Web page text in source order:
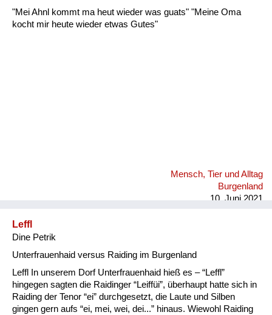
"Mei Ahnl kommt ma heut wieder was guats" "Meine Oma
kocht mir heute wieder etwas Gutes"
Mensch, Tier und Alltag
Burgenland
10. Juni 2021
Leffl
Dine Petrik
Unterfrauenhaid versus Raiding im Burgenland
Leffl In unserem Dorf Unterfrauenhaid hieß es – “Leffl”
hingegen sagten die Raidinger “Leiffüi”, überhaupt hatte sich in
Raiding der Tenor “ei” durchgesetzt, die Laute und Silben
gingen gern aufs “ei, mei, wei, dei...” hinaus. Wiewohl Raiding